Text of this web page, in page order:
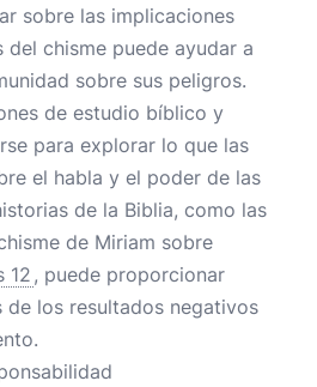
sobre las implicaciones
del chisme puede ayudar a
sobre sus peligros.
de estudio bíblico y
para explorar lo que las
el habla y el poder de las
de la Biblia, como las
de Miriam sobre
12, puede proporcionar
de los resultados negativos